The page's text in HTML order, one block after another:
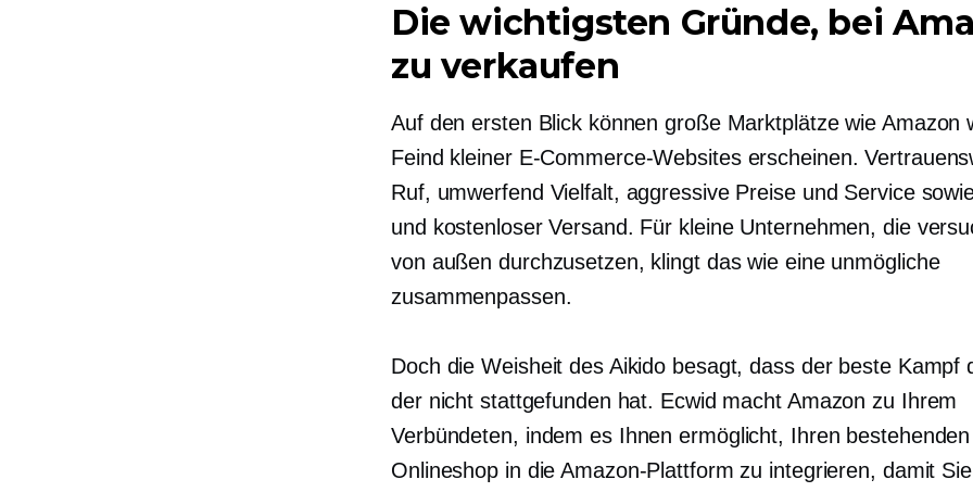
Die wichtigsten Gründe, bei
zu verkaufen
Auf den ersten Blick können große Marktplätze wie Amazon
Feind kleiner E-Commerce-Websites erscheinen.
Ruf, umwerfend Vielfalt, aggressive Preise und Service
und kostenloser Versand. Für kleine Unternehmen, die
von außen durchzusetzen, klingt das wie eine unmögliche
zusammenpassen.
Doch die Weisheit des Aikido besagt, dass der beste Kampf
der nicht stattgefunden hat. Ecwid macht Amazon zu Ihrem
Verbündeten, indem es Ihnen ermöglicht, Ihren bestehenden
Onlineshop in die Amazon-Plattform zu integrieren, damit